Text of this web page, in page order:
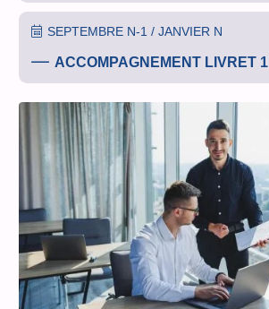
SEPTEMBRE N-1 / JANVIER N
ACCOMPAGNEMENT LIVRET 1